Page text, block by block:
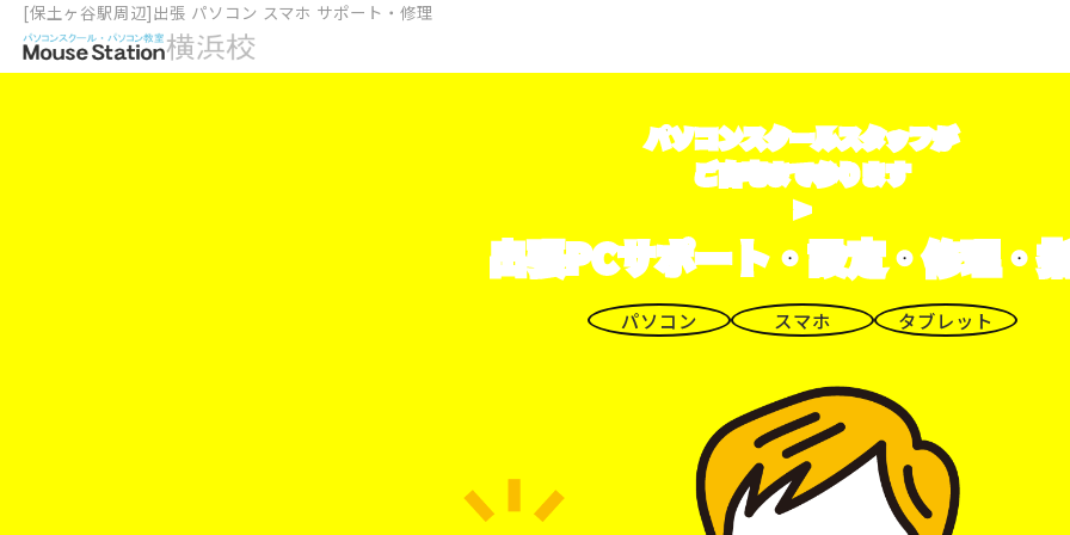
[保土ヶ谷駅周辺]出張 パソコン スマホ サポート・修理
パソコンスクールスタッフが
ご自宅まで参ります
>
出張PCサポート・設定・修理・
パソコン スマホ タブレット